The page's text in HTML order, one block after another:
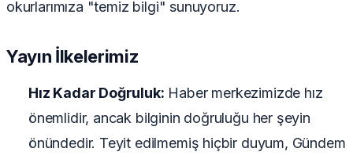
okurlarımıza "temiz bilgi" sunuyoruz.
Yayın İlkelerimiz
Hız Kadar Doğruluk: Haber merkezimizde hız
önemlidir, ancak bilginin doğruluğu her şeyin
önündedir. Teyit edilmemiş hiçbir duyum, Gündem